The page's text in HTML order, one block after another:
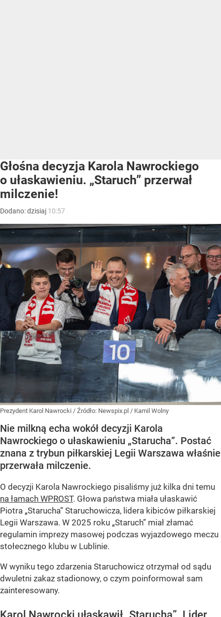
Głośna decyzja Karola Nawrockiego
o ułaskawieniu. „Staruch” przerwał
milczenie!
Dodano:dzisiaj 10:57
Prezydent Karol Nawrocki / Źródło: Newspix.pl / Kamil Wolny
Nie milkną echa wokół decyzji Karola
Nawrockiego o ułaskawieniu „Starucha”. Postać
znana z trybun piłkarskiej Legii Warszawa właśnie
przerwała milczenie.
O decyzji Karola Nawrockiego pisaliśmy już kilka dni temu
na łamach WPROST. Głowa państwa miała ułaskawić
Piotra „Starucha” Staruchowicza, lidera kibiców piłkarskiej
Legii Warszawa. W 2025 roku „Staruch” miał złamać
regulamin imprezy masowej podczas wyjazdowego meczu
stołecznego klubu w Lublinie.
W wyniku tego zdarzenia Staruchowicz otrzymał od sądu
dwuletni zakaz stadionowy, o czym poinformował sam
zainteresowany.